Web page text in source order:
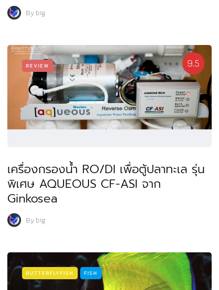
Bybig
9.5
REVIEW
เครื่องกรองน้ำ RO/DI เพื่อตู้ปลาทะเล รุ่น
พิเศษ AQUEOUS CF-ASI จาก
Ginkosea
Bybig
BUTTERFLYFISH FISH